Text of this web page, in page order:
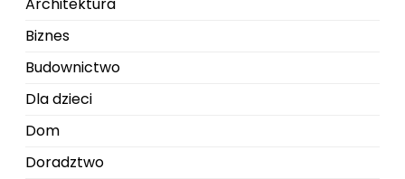
Biznes
Budownictwo
Dla dzieci
Dom
Doradztwo